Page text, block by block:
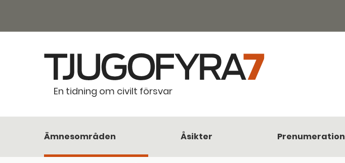
En tidning om civilt försvar
Ämnesområden Åsikter Prenumeration